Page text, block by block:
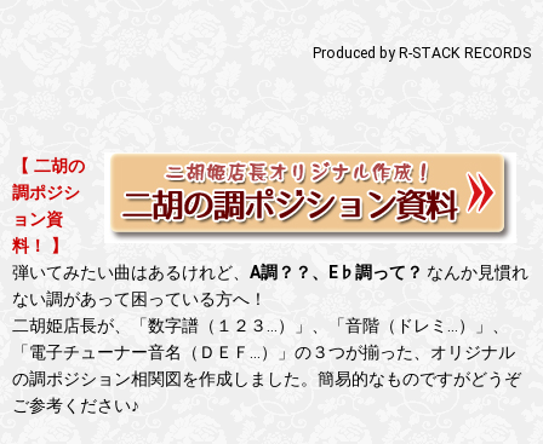
Produced by R-STACK RECORDS
【 二胡の
調ポジシ
ョン資
料！ 】
弾いてみたい曲はあるけれど、 A調？？、E♭調って？ なんか見慣れ
ない調があって困っている方へ！
二胡姫店長が、「数字譜（１２３…）」、「音階（ドレミ…）」、
「電子チューナー音名（ＤＥＦ…）」の３つが揃った、オリジナル
の調ポジション相関図を作成しました。簡易的なものですがどうぞ
ご参考ください♪